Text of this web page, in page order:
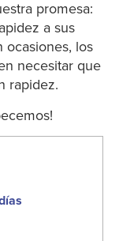
promesa:
a sus
ocasiones, los
necesitar que
rapidez.